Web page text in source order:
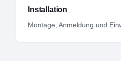
Installation
Montage, Anmeldung und